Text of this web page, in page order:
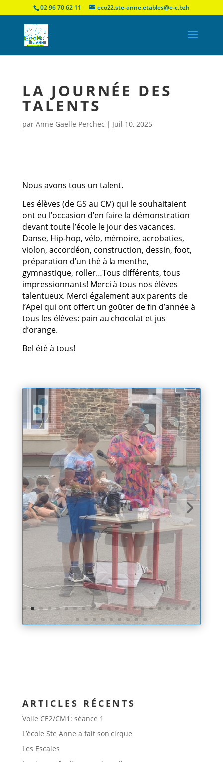
02 96 70 62 11 eco22.ste-anne.etables@e-c.bzh
LA JOURNÉE DES
TALENTS
par Anne Gaëlle Perchec | Juil 10, 2025
Nous avons tous un talent.
Les élèves (de GS au CM) qui le souhaitaient
ont eu l’occasion d’en faire la démonstration
devant toute l’école le jour des vacances.
Danse, Hip-hop, vélo, mémoire, acrobaties,
violon, accordéon, construction, dessin, foot,
préparation d’un thé à la menthe,
gymnastique, roller…Tous différents, tous
impressionnants! Merci à tous nos élèves
talentueux. Merci également aux parents de
l’Apel qui ont offert un goûter de fin d’année à
tous les élèves: pain au chocolat et jus
d’orange.
Bel été à tous!
ARTICLES RÉCENTS
Voile CE2/CM1: séance 1
L’école Ste Anne a fait son cirque
Les Escales